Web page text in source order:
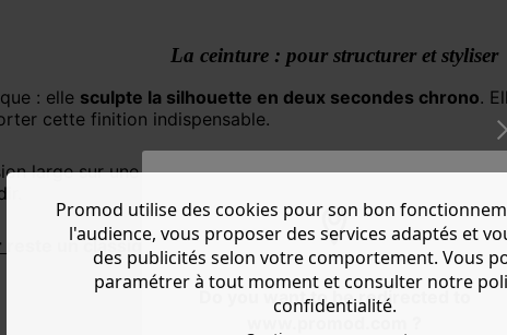
Do you want to be redirected to
La ceinture : pour structurer et styliser
: elle sculpte la silhouette en deux secondes chrono.
cette finition indispensable.
large sur une robe fluide pourmarquer la taille. Sur une
reste un classique intemporel. Envie d'évasion ? La
Promod utilise des cookies pour son bon
l'audience, vous proposer des services adaptés et
des publicités selon votre comportement. Vous
paramétrer à tout moment et consulter notre
confidentialité.